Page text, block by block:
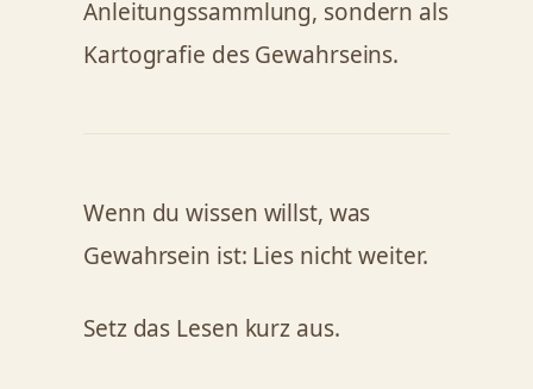
Anleitungssammlung, sondern als
Kartografie des Gewahrseins.
Wenn du wissen willst, was
Gewahrsein ist: Lies nicht weiter.
Setz das Lesen kurz aus.